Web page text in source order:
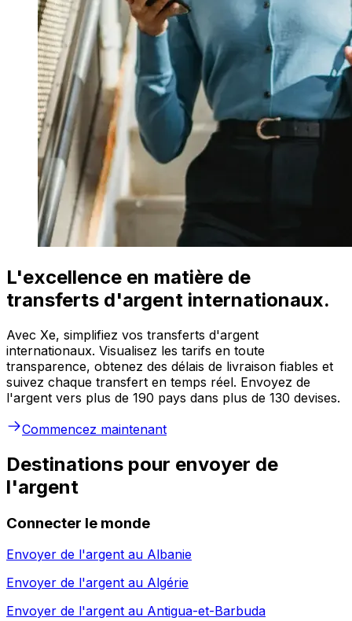
L'excellence en matière de
transferts d'argent internationaux.
Avec Xe, simplifiez vos transferts d'argent
internationaux. Visualisez les tarifs en toute
transparence, obtenez des délais de livraison fiables et
suivez chaque transfert en temps réel. Envoyez de
l'argent vers plus de 190 pays dans plus de 130 devises.
Commencez maintenant
Destinations pour envoyer de
l'argent
Connecter le monde
Envoyer de l'argent au Albanie
Envoyer de l'argent au Algérie
Envoyer de l'argent au Antigua-et-Barbuda